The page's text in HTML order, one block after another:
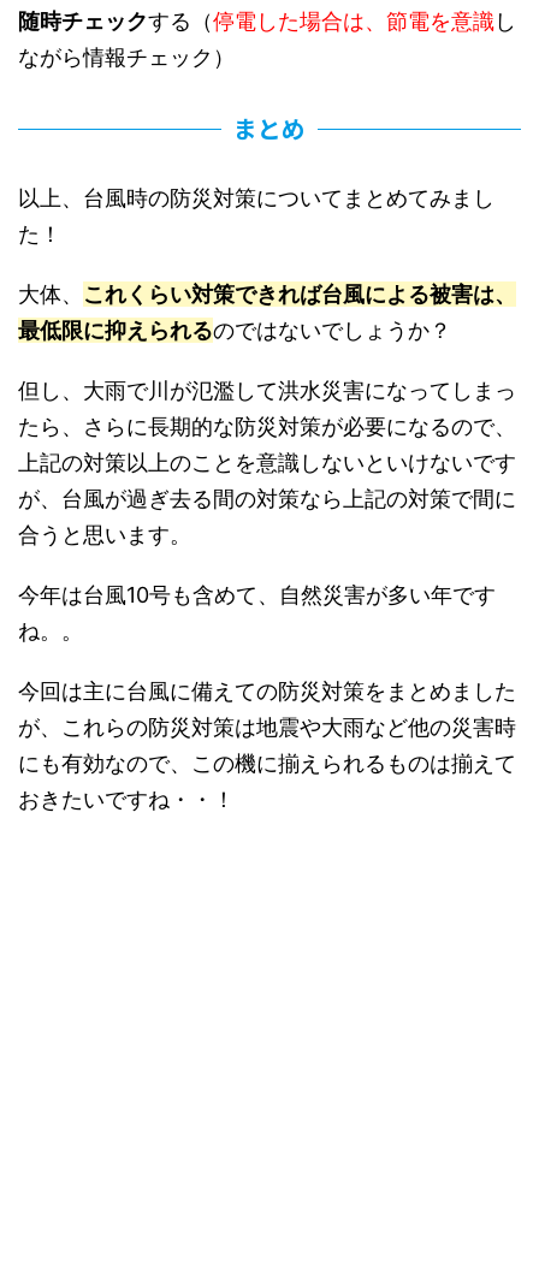
随時チェックする（停電した場合は、節電を意識し
ながら情報チェック）
まとめ
以上、台風時の防災対策についてまとめてみまし
た！
大体、 これくらい対策できれば台風による被害は、
最低限に抑えられるのではないでしょうか？
但し、大雨で川が氾濫して洪水災害になってしまっ
たら、さらに長期的な防災対策が必要になるので、
上記の対策以上のことを意識しないといけないです
が、台風が過ぎ去る間の対策なら上記の対策で間に
合うと思います。
今年は台風10号も含めて、自然災害が多い年です
ね。。
今回は主に台風に備えての防災対策をまとめました
が、これらの防災対策は地震や大雨など他の災害時
にも有効なので、この機に揃えられるものは揃えて
おきたいですね・・！